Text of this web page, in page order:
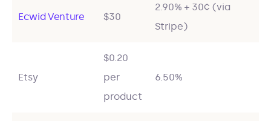
Ecwid Venture $30
2.90% + 30¢ (via
Stripe)
Etsy
$0.20
per
product
6.50%